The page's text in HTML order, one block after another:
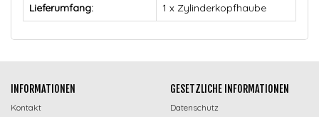
Lieferumfang: 1 x Zylinderkopfhaube
INFORMATIONEN
Kontakt
GESETZLICHE INFORMATIONEN
Datenschutz